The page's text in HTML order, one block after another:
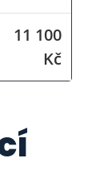
11 100
Kč